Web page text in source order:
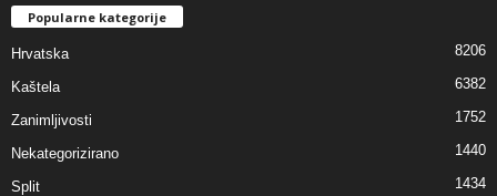
Popularne kategorije
Hrvatska 8206
Kaštela 6382
Zanimljivosti 1752
Nekategorizirano 1440
Split 1434